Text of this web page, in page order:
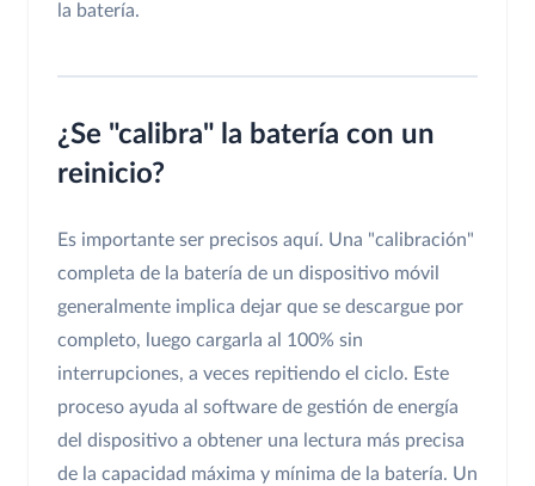
la batería.
¿Se "calibra" la batería con un
reinicio?
Es importante ser precisos aquí. Una "calibración"
completa de la batería de un dispositivo móvil
generalmente implica dejar que se descargue por
completo, luego cargarla al 100% sin
interrupciones, a veces repitiendo el ciclo. Este
proceso ayuda al software de gestión de energía
del dispositivo a obtener una lectura más precisa
de la capacidad máxima y mínima de la batería. Un